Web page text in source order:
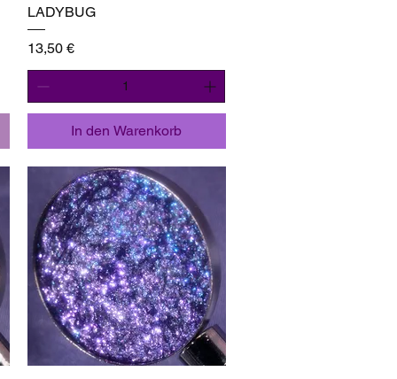
LADYBUG
Preis
13,50 €
In den Warenkorb